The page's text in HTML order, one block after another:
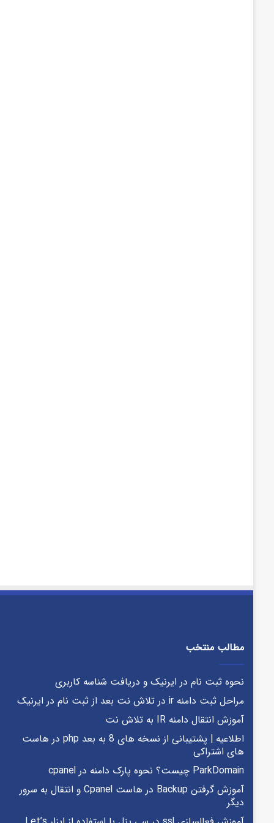
مطالب منتخب
نحوه ثبت نام در ایرنیک و دریافت شناسه کاربری
مراحل ثبت دامنه ir در تلاش نت بعد از ثبت نام در ایرنیک
آموزش انتقال دامنه IR به تلاش نت
اطلاعیه | پشتیبانی از نسخه های 8 به بعد php در هاست
های اشتراکی
ParkDomain چیست؟ نحوه پارک دامنه در cpanel
آموزش گرفتن Backup در هاست Cpanel و انتقال به سرور
دیگر